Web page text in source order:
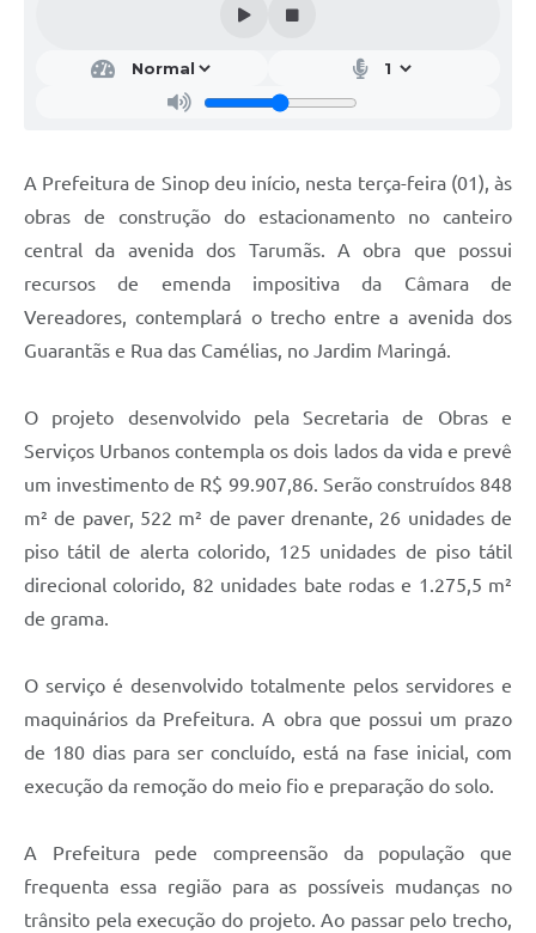
A Prefeitura de Sinop deu início, nesta terça-feira (01), às
obras de construção do estacionamento no canteiro
central da avenida dos Tarumãs. A obra que possui
recursos de emenda impositiva da Câmara de
Vereadores, contemplará o trecho entre a avenida dos
Guarantãs e Rua das Camélias, no Jardim Maringá.
O projeto desenvolvido pela Secretaria de Obras e
Serviços Urbanos contempla os dois lados da vida e prevê
um investimento de R$ 99.907,86. Serão construídos 848
m² de paver, 522 m² de paver drenante, 26 unidades de
piso tátil de alerta colorido, 125 unidades de piso tátil
direcional colorido, 82 unidades bate rodas e 1.275,5 m²
de grama.
O serviço é desenvolvido totalmente pelos servidores e
maquinários da Prefeitura. A obra que possui um prazo
de 180 dias para ser concluído, está na fase inicial, com
execução da remoção do meio fio e preparação do solo.
A Prefeitura pede compreensão da população que
frequenta essa região para as possíveis mudanças no
trânsito pela execução do projeto. Ao passar pelo trecho,